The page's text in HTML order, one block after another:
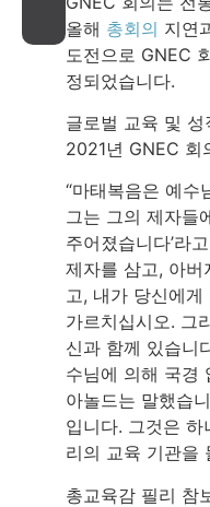
올해 총회의 지연
도전으로 GNEC
정되었습니다.
글로벌 교육 및
2021년 GNEC 회
“마태복음은 예수
그는 그의 제자들
주어졌습니다’라
제자를 삼고, 아
고, 내가 당신에
가르치십시오. 그
신과 함께 있습니
수님에 의해 국경
아놀드는 말했습
입니다. 그것은
리의 교육 기관을
총교육감 필리 참